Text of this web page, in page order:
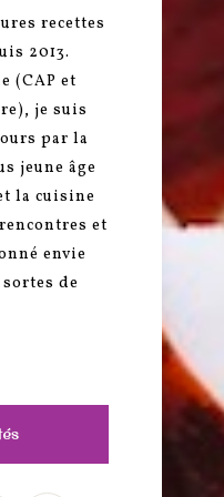
recettes
2013.
(CAP et
je suis
par la
jeune âge
la cuisine
et
envie
de